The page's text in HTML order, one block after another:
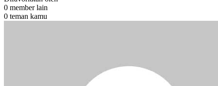
0 member lain
0 teman kamu